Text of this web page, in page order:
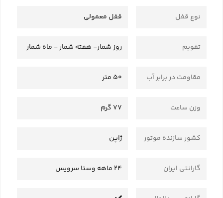
نوع قفل قفل معمولی
تقویم روز شمار- هفته شمار - ماه شمار
مقاومت در برابر آب 50 متر
وزن ساعت 77 گرم
کشور سازنده موتور ژاپن
گارانتی ایران 24 ماهه وستا سرویس